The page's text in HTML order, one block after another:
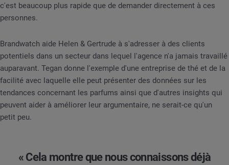
c'est beaucoup plus rapide que de demander directement à ces
personnes.
Brandwatch aide Helen & Gertrude à s'adresser à des clients
potentiels dans un secteur dans lequel l'agence n'a jamais travaillé
auparavant. Tegan donne l'exemple d'une entreprise de thé et de la
facilité avec laquelle elle peut présenter des données sur les
tendances concernant les parfums ainsi que d'autres insights qui
peuvent aider à améliorer leur argumentaire, ne serait-ce qu'un
petit peu.
« Cela montre que nous connaissons déjà